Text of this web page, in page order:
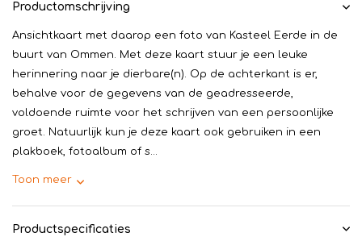
Productomschrijving
Ansichtkaart met daarop een foto van Kasteel Eerde in de
buurt van Ommen. Met deze kaart stuur je een leuke
herinnering naar je dierbare(n). Op de achterkant is er,
behalve voor de gegevens van de geadresseerde,
voldoende ruimte voor het schrijven van een persoonlijke
groet. Natuurlijk kun je deze kaart ook gebruiken in een
plakboek, fotoalbum of s...
Toon meer
Productspecificaties